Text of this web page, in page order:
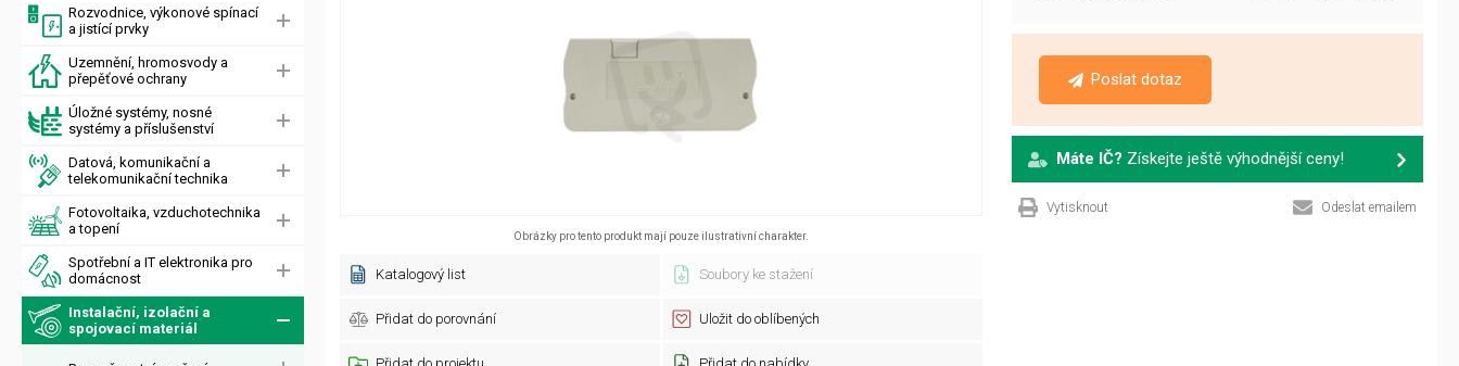
Rozvodnice, výkonové spínací
a jistící prvky
Uzemnění, hromosvody a
přepěťové ochrany
Úložné systémy, nosné
systémy a příslušenství
Datová, komunikační a
telekomunikační technika
Fotovoltaika, vzduchotechnika
a topení
Spotřební a IT elektronika pro
domácnost
Instalační, izolační a
spojovací materiál
Obrázky pro tento produkt mají pouze ilustrativní charakter.
Katalogový list Soubory ke stažení
Přidat do porovnání Uložit do oblíbených
Poslat dotaz
Máte IČ? Získejte ještě výhodnější ceny!
Vytisknout Odeslat emailem